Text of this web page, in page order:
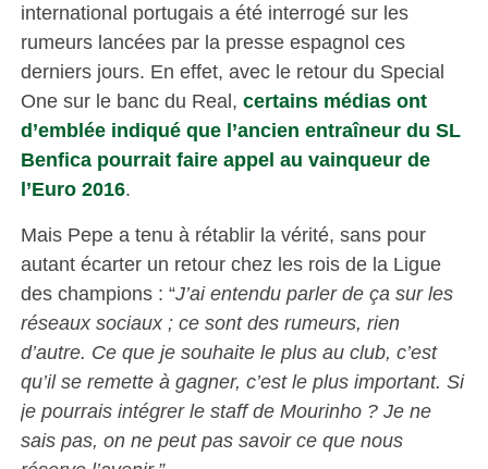
international portugais a été interrogé sur les
rumeurs lancées par la presse espagnol ces
derniers jours. En effet, avec le retour du Special
One sur le banc du Real, certains médias ont
d’emblée indiqué que l’ancien entraîneur du SL
Benfica pourrait faire appel au vainqueur de
l’Euro 2016.
Mais Pepe a tenu à rétablir la vérité, sans pour
autant écarter un retour chez les rois de la Ligue
des champions : “J’ai entendu parler de ça sur les
réseaux sociaux ; ce sont des rumeurs, rien
d’autre. Ce que je souhaite le plus au club, c’est
qu’il se remette à gagner, c’est le plus important. Si
je pourrais intégrer le staff de Mourinho ? Je ne
sais pas, on ne peut pas savoir ce que nous